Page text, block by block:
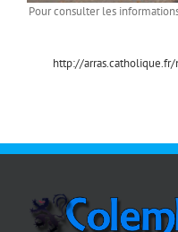
Pour consulter les
http://